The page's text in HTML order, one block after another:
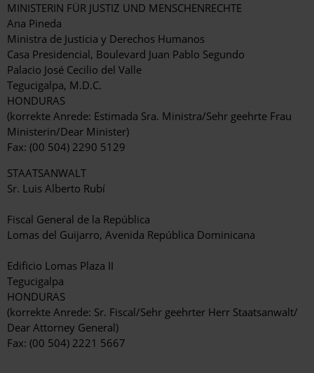
MINISTERIN FÜR JUSTIZ UND MENSCHENRECHTE
Ana Pineda
Ministra de Justicia y Derechos Humanos
Casa Presidencial, Boulevard Juan Pablo Segundo
Palacio José Cecilio del Valle
Tegucigalpa, M.D.C.
HONDURAS
(korrekte Anrede: Estimada Sra. Ministra/Sehr geehrte Frau
Ministerin/Dear Minister)
Fax: (00 504) 2290 5129
STAATSANWALT
Sr. Luis Alberto Rubí
Fiscal General de la República
Lomas del Guijarro, Avenida República Dominicana
Edificio Lomas Plaza II
Tegucigalpa
HONDURAS
(korrekte Anrede: Sr. Fiscal/Sehr geehrter Herr Staatsanwalt/
Dear Attorney General)
Fax: (00 504) 2221 5667